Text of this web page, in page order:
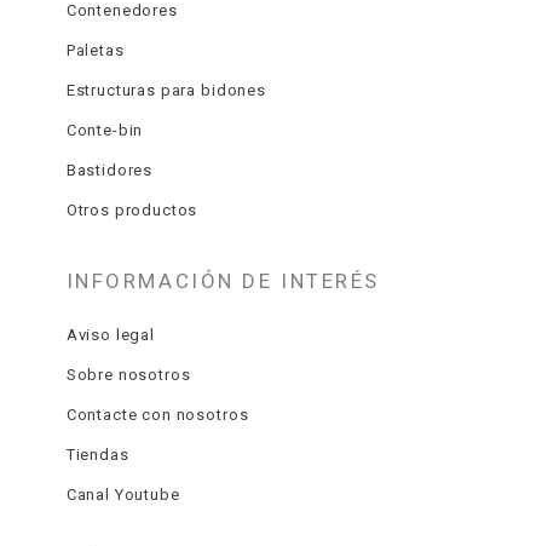
Contenedores
Paletas
Estructuras para bidones
Conte-bin
Bastidores
Otros productos
INFORMACIÓN DE INTERÉS
Aviso legal
Sobre nosotros
Contacte con nosotros
Tiendas
Canal Youtube